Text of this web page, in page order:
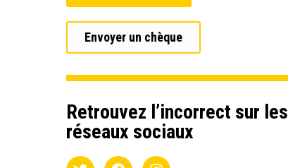
Envoyer un chèque
Retrouvez l’incorrect sur les
réseaux sociaux